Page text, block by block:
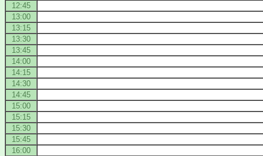
12:45
13:00
13:15
13:30
13:45
14:00
14:15
14:30
14:45
15:00
15:15
15:30
15:45
16:00